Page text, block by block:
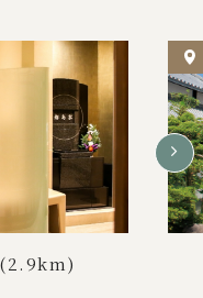
(2.9km)